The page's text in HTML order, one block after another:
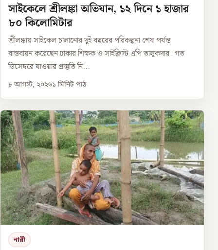
সাইকেলে শ্রীলঙ্কা অভিযান, ১২ দিনে ১ হাজার
৮০ কিলোমিটার
শ্রীলঙ্কায় সাইকেল চালানোর দুই বছরের পরিকল্পনা শেষ পর্যন্ত
বাস্তবায়ন করেছেন ঢাকার শিক্ষক ও সাইক্লিস্ট এপি তালুকদার। গত
ডিসেম্বরে যাওয়ার প্রস্তুতি নি...
৮ আগস্ট, ২০২৬১ মিনিট পাঠ
নারী